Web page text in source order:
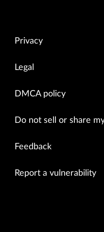
Privacy
Legal
DMCA policy
Do not sell or share
Feedback
Report a vulnerability